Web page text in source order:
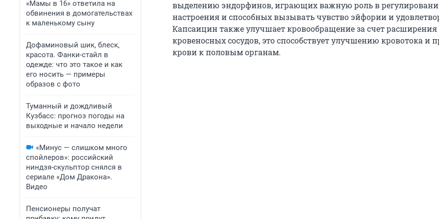
«Мамы в 16» ответила на
обвинения в домогательствах
к маленькому сыну
Дофаминовый шик, блеск,
красота. Фанки-стайл в
одежде: что это такое и как
его носить — примеры
образов с фото
Туманный и дождливый
Кузбасс: прогноз погоды на
выходные и начало недели
«Минус — слишком много
спойлеров»: российский
ниндзя-скульптор снялся в
сериале «Дом Дракона».
Видео
Пенсионеры получат
выделению эндорфинов, играющих важную роль в
настроения и способных вызывать чувство эйфории и
Капсаицин также улучшает кровообращение за счет расширения
кровеносных сосудов, это способствует улучшению кровотока и
крови к половым органам.